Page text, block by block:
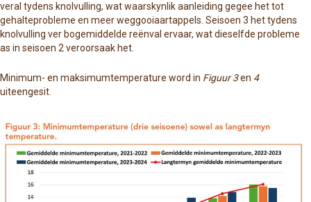
veral tydens knolvulling, wat waarskynlik aanleiding gegee het tot
gehalteprobleme en meer weggooiaartappels. Seisoen 3 het tydens
knolvulling ver bogemiddelde reënval ervaar, wat dieselfde probleme
as in seisoen 2 veroorsaak het.
Minimum- en maksimumtemperature word in Figuur 3en 4
uiteengesit.